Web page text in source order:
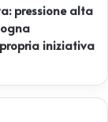
pressione alta
iniziativa